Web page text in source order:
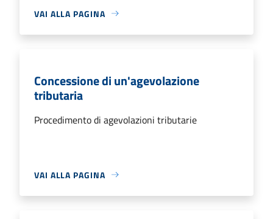
VAI ALLA PAGINA
Concessione di un'agevolazione
tributaria
Procedimento di agevolazioni tributarie
VAI ALLA PAGINA